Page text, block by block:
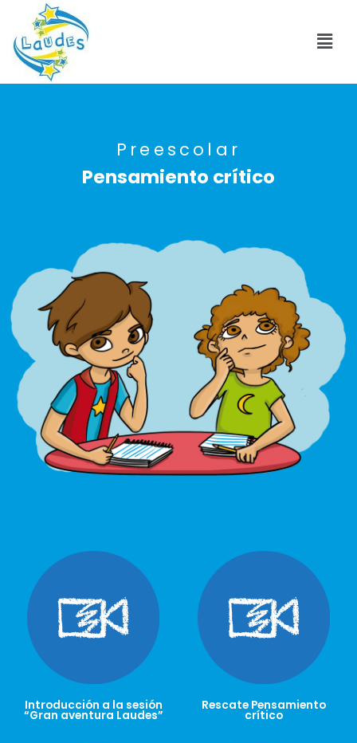
Preescolar
Pensamiento crítico
Introducción a la sesión
“Gran aventura Laudes”
Rescate Pensamiento
crítico